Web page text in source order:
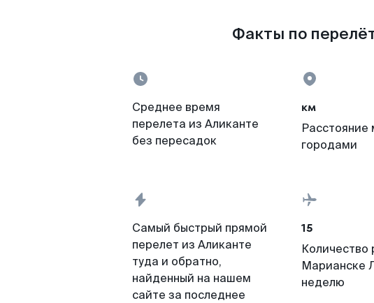
Факты по
Среднее время
перелета из Аликанте
без пересадок
км
городами
Самый быстрый прямой
перелет из Аликанте
туда и обратно,
найденный на нашем
сайте за последнее
15
Количество
Марианске
неделю